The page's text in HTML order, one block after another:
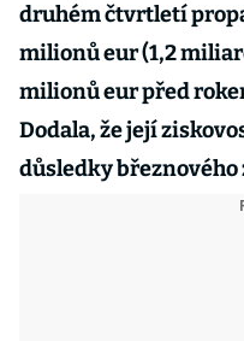
druhém čtvrtletí
milionů eur (1,2
milionů eur před
Dodala, že její
důsledky březnového